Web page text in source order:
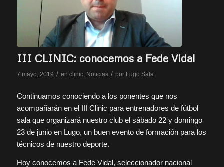
III CLINIC: conocemos a Fede Vidal
7 mayo, 2019 / en clinic, Noticias / por Lugo Sala
Continuamos conociendo a los ponentes que nos
acompañarán en el III Clinic para entrenadores de fútbol
sala que organizará nuestro club el sábado 22 y domingo
23 de junio en Lugo, un buen evento de formación para los
técnicos de nuestro deporte.
Hoy conocemos a Fede Vidal, seleccionador nacional